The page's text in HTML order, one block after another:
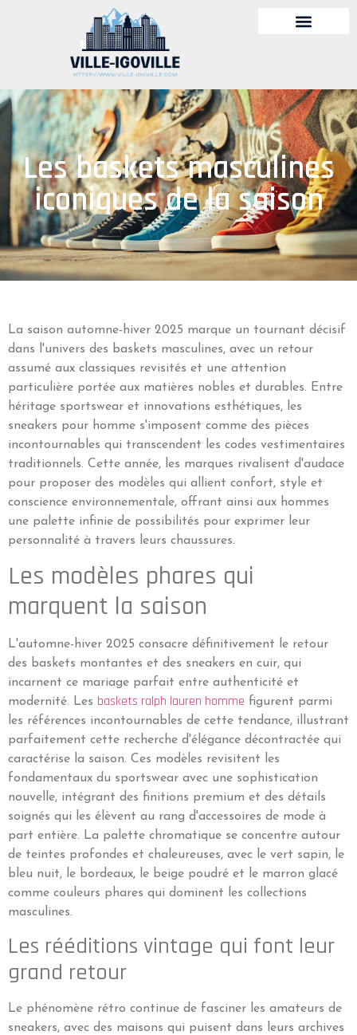
Les baskets masculines
iconiques de la saison
La saison automne-hiver 2025 marque un tournant décisif
dans l'univers des baskets masculines, avec un retour
assumé aux classiques revisités et une attention
particulière portée aux matières nobles et durables. Entre
héritage sportswear et innovations esthétiques, les
sneakers pour homme s'imposent comme des pièces
incontournables qui transcendent les codes vestimentaires
traditionnels. Cette année, les marques rivalisent d'audace
pour proposer des modèles qui allient confort, style et
conscience environnementale, offrant ainsi aux hommes
une palette infinie de possibilités pour exprimer leur
personnalité à travers leurs chaussures.
Les modèles phares qui
marquent la saison
L'automne-hiver 2025 consacre définitivement le retour
des baskets montantes et des sneakers en cuir, qui
incarnent ce mariage parfait entre authenticité et
modernité. Les baskets ralph lauren homme figurent parmi
les références incontournables de cette tendance, illustrant
parfaitement cette recherche d'élégance décontractée qui
caractérise la saison. Ces modèles revisitent les
fondamentaux du sportswear avec une sophistication
nouvelle, intégrant des finitions premium et des détails
soignés qui les élèvent au rang d'accessoires de mode à
part entière. La palette chromatique se concentre autour
de teintes profondes et chaleureuses, avec le vert sapin, le
bleu nuit, le bordeaux, le beige poudré et le marron glacé
comme couleurs phares qui dominent les collections
masculines.
Les rééditions vintage qui font leur
grand retour
Le phénomène rétro continue de fasciner les amateurs de
sneakers, avec des maisons qui puisent dans leurs archives